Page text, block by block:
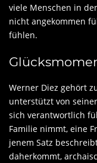
viele Menschen in
nicht angekommen
fühlen.
Werner Diez gehört
unterstützt von
sich verantwortlich
Familie nimmt, eine
jenem Satz
daherkommt,